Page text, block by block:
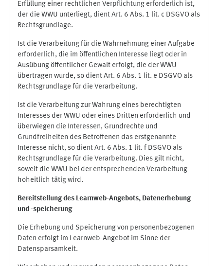
Erfüllung einer rechtlichen Verpflichtung erforderlich ist,
der die WWU unterliegt, dient Art. 6 Abs. 1 lit. c DSGVO als
Rechtsgrundlage.
Ist die Verarbeitung für die Wahrnehmung einer Aufgabe
erforderlich, die im öffentlichen Interesse liegt oder in
Ausübung öffentlicher Gewalt erfolgt, die der WWU
übertragen wurde, so dient Art. 6 Abs. 1 lit. e DSGVO als
Rechtsgrundlage für die Verarbeitung.
Ist die Verarbeitung zur Wahrung eines berechtigten
Interesses der WWU oder eines Dritten erforderlich und
überwiegen die Interessen, Grundrechte und
Grundfreiheiten des Betroffenen das erstgenannte
Interesse nicht, so dient Art. 6 Abs. 1 lit. f DSGVO als
Rechtsgrundlage für die Verarbeitung. Dies gilt nicht,
soweit die WWU bei der entsprechenden Verarbeitung
hoheitlich tätig wird.
Bereitstellung des Learnweb-Angebots, Datenerhebung
und -speicherung
Die Erhebung und Speicherung von personenbezogenen
Daten erfolgt im Learnweb-Angebot im Sinne der
Datensparsamkeit.